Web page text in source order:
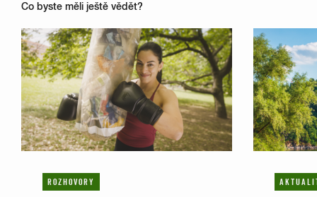
Co byste měli ještě vědět?
ROZHOVORY